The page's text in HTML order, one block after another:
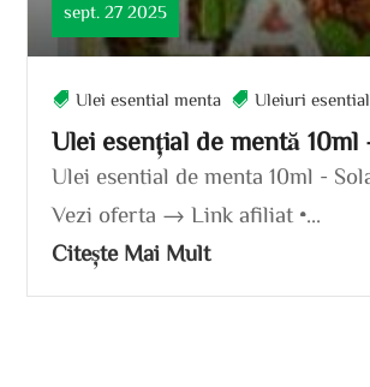
Ulei esențial de mentă 10ml
sept. 27 2025
Ulei esential menta Uleiuri
Ulei esential de menta 10ml -
Vezi oferta → Link afiliat •...
Citește Mai Mult